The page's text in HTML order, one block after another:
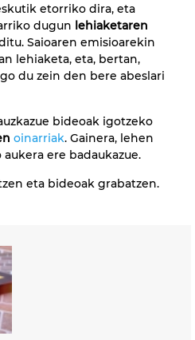
etorriko dira, eta
dugun lehiaketaren
Saioaren emisioarekin
lehiaketa, eta, bertan,
du zein den bere abeslari
bideoak igotzeko
oinarriak. Gainera, lehen
ere badaukazue.
eta bideoak grabatzen.